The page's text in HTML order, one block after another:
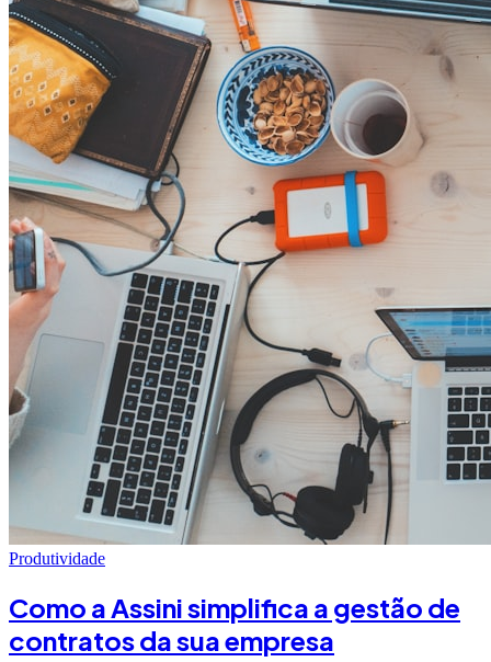
Produtividade
Como a Assini simplifica a gestão de
contratos da sua empresa